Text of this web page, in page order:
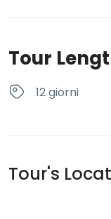
Tour
12 giorni
Tour's